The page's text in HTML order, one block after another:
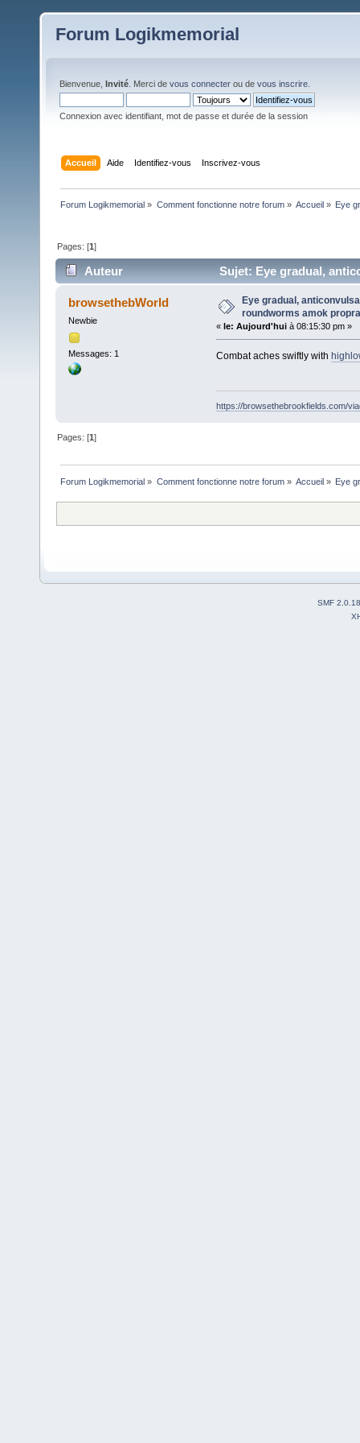
Forum Logikmemorial
Bienvenue, Invité . Merci de vous connecter ou de vous inscrire
Connexion avec identifiant, mot de passe et durée de la session
Accueil Aide Identifiez-vous Inscrivez-vous
Forum Logikmemorial » Comment fonctionne notre forum» Accueil» Eye
Pages: [1]
Auteur
Sujet: Eye gradual,
(Lu 4 fois)
browsethebWorld
Newbie
Messages: 1
Eye gradual,
roundworms amok
« le: Aujourd'huià 08:15:30 pm »
Combat aches swiftly with
https://browsethebrookfields.com/
Pages: [1]
Forum Logikmemorial » Comment fonctionne notre forum» Accueil» Eye
SMF 2.0.18